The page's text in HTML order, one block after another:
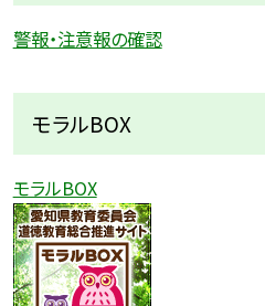
警報・注意報の確認
モラルBOX
モラルBOX